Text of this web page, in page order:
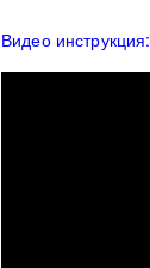
Видео инструкция: